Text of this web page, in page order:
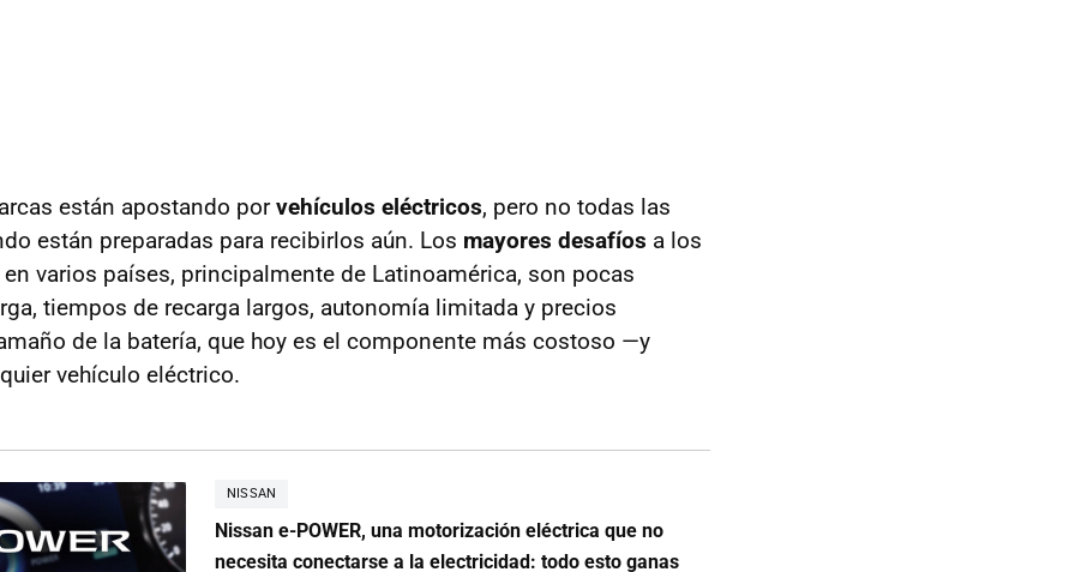
están apostando porvehículos eléctricos, pero no todas las
están preparadas para recibirlos aún. Los mayores desafíos a los
varios países, principalmente de Latinoamérica, son pocas
tiempos de recarga largos, autonomía limitada y precios
de la batería, que hoy es el componente más costoso —y
vehículo eléctrico.
NISSAN
Nissan e-POWER, una motorización eléctrica que no
necesita conectarse a la electricidad: todo esto ganas